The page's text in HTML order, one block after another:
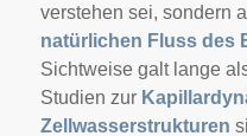
verstehen sei, sondern
natürlichen Fluss des
Sichtweise galt lange
Studien zur
Zellwasserstrukturen